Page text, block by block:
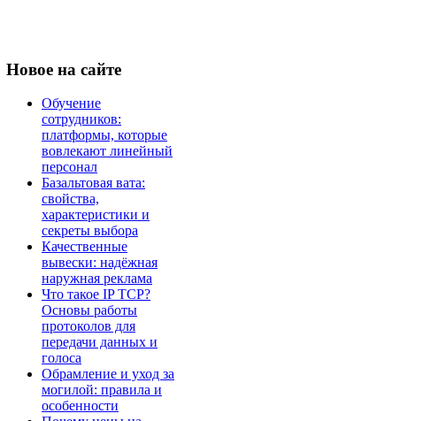
Новое на сайте
Обучение
сотрудников:
платформы, которые
вовлекают линейный
персонал
Базальтовая вата:
свойства,
характеристики и
секреты выбора
Качественные
вывески: надёжная
наружная реклама
Что такое IP TCP?
Основы работы
протоколов для
передачи данных и
голоса
Обрамление и уход за
могилой: правила и
особенности